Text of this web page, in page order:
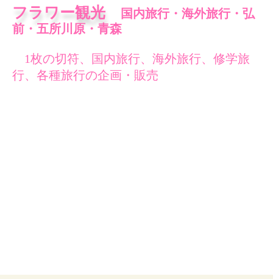
フラワー観光
国内旅行・海外旅行・弘
前・五所川原・青森
1枚の切符、国内旅行、海外旅行、修学旅
行、各種旅行の企画・販売